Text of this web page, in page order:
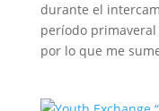
durante el
período
por lo que me